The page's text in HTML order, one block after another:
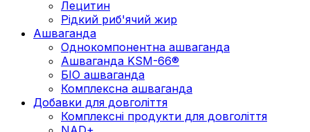
Лецитин
Рідкий риб'ячий жир
Ашваганда
Однокомпонентна ашваганда
Ашваганда KSM-66®
БІО ашваганда
Комплексна ашваганда
Добавки для довголіття
Комплексні продукти для довголіття